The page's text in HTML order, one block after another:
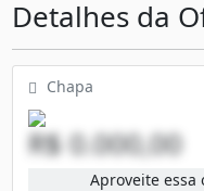
Detalhes da
Chapa
R$ 0.000,00
Aproveite essa